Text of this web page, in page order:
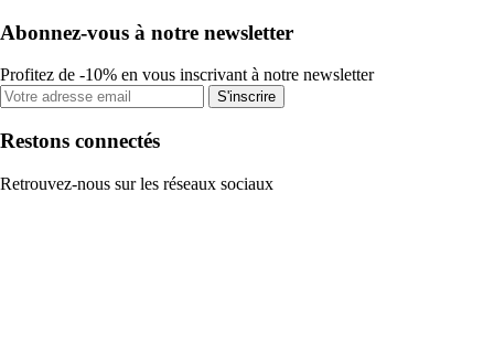
Abonnez-vous à notre newsletter
Profitez de -10% en vous inscrivant à notre newsletter
S'inscrire
Restons connectés
Retrouvez-nous sur les réseaux sociaux